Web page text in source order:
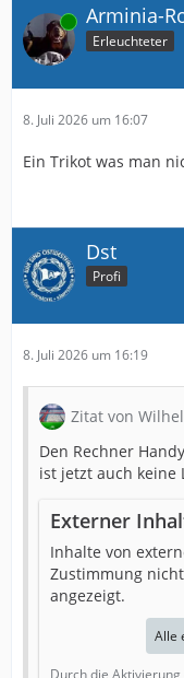
Online Arminia-
Erleuchteter
8. Juli 2026 um 16:07
Ein Trikot was man
Dst
Profi
8. Juli 2026 um 16:19
Zitat von
Den Rechner
ist jetzt auch keine
Externer
Inhalte von
Zustimmung
angezeigt.
Alle